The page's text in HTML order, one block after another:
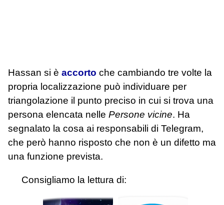
Hassan si è accorto che cambiando tre volte la
propria localizzazione può individuare per
triangolazione il punto preciso in cui si trova una
persona elencata nelle Persone vicine. Ha
segnalato la cosa ai responsabili di Telegram,
che però hanno risposto che non è un difetto ma
una funzione prevista.
Consigliamo la lettura di: